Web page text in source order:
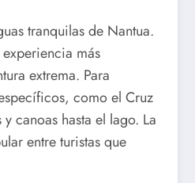
tranquilas de Nantua.
más
extrema. Para
como el Cruz
canoas hasta el lago. La
entre turistas que